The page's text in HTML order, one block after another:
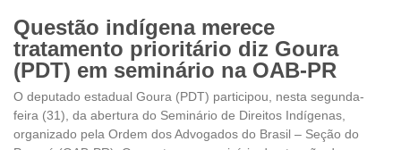
Questão indígena merece
tratamento prioritário diz Goura
(PDT) em seminário na OAB-PR
O deputado estadual Goura (PDT) participou, nesta segunda-
feira (31), da abertura do Seminário de Direitos Indígenas,
organizado pela Ordem dos Advogados do Brasil – Seção do